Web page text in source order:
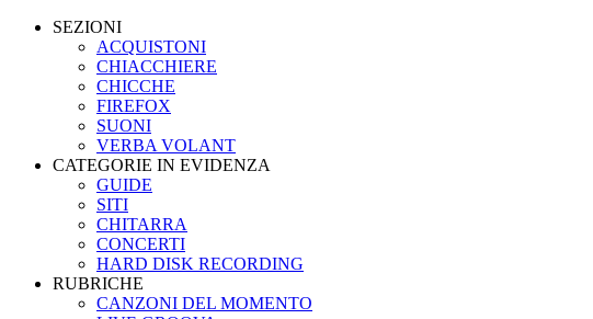
SEZIONI
ACQUISTONI
CHIACCHIERE
CHICCHE
FIREFOX
SUONI
VERBA VOLANT
CATEGORIE IN EVIDENZA
GUIDE
SITI
CHITARRA
CONCERTI
HARD DISK RECORDING
RUBRICHE
CANZONI DEL MOMENTO